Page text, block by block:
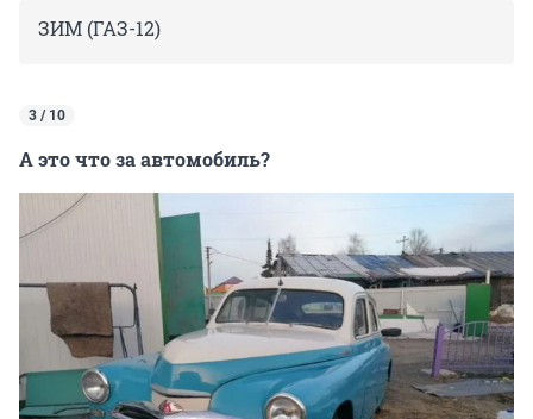
ЗИМ (ГАЗ-12)
3 / 10
А это что за автомобиль?